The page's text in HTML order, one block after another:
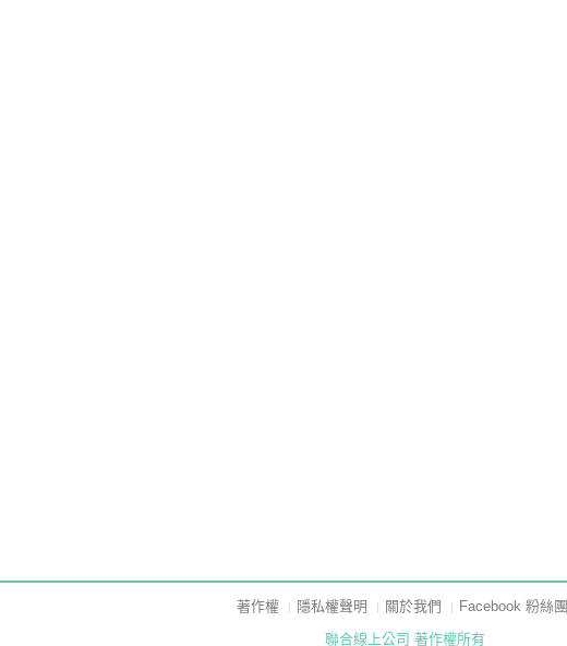
著作權 隱私權聲明 關於我們
Facebook 粉絲團
聯合線上公司 著作權所有